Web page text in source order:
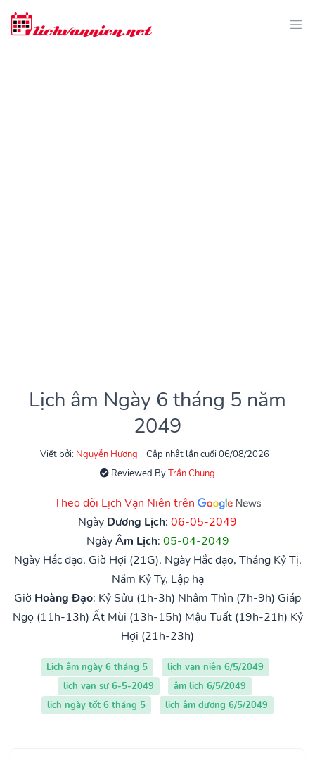
Lịch âm Ngày 6 tháng 5 năm
2049
Viết bởi: Nguyễn Hương
Cập nhật lần cuối 06/08/2026
Reviewed ByTrần Chung
Theo dõi Lịch Vạn Niên trên
Ngày Dương Lịch: 06-05-2049
NgàyÂm Lịch: 05-04-2049
Ngày Hắc đạo, Giờ Hợi (21G), Ngày Hắc đạo, Tháng Kỷ Tị,
Năm Kỷ Tỵ, Lập hạ
Giờ Hoàng Đạo: Kỷ Sửu (1h-3h) Nhâm Thìn (7h-9h) Giáp
Ngọ (11h-13h) Ất Mùi (13h-15h) Mậu Tuất (19h-21h) Kỷ
Hợi (21h-23h)
Lịch âm ngày 6 tháng 5
lịch vạn niên 6/5/2049
lịch vạn sự 6-5-2049
âm lịch 6/5/2049
lịch ngày tốt 6 tháng 5
lịch âm dương 6/5/2049